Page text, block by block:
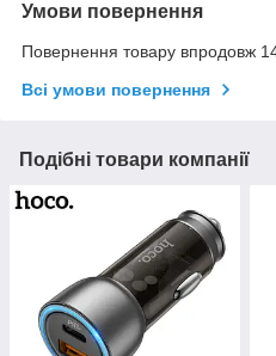
Умови повернення
Повернення товару впродовж
Всі умови повернення
Подібні товари компанії